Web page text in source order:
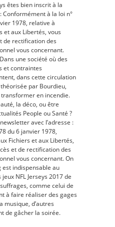
êtes bien inscrit à la
Conformément à la loi n°
1978, relative à
et aux Libertés, vous
de rectification des
vous concernant.
une société où des
et contraintes
dans cette circulation
par Bourdieu,
en incendie.
la déco, ou être
People ou Santé ?
avec l’adresse :
du 6 janvier 1978,
Fichiers et aux Libertés,
et de rectification des
vous concernant. On
est indispensable au
NFL Jerseys 2017 de
comme celui de
à faire réaliser des gages
musique, d’autres
de gâcher la soirée.